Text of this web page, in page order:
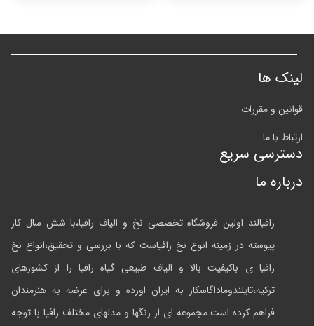
لینک ها
قوانین و مقررات
ارتباط با ما
دسترسی سریع
درباره ما
رافیالند اولین فروشگاه تخصصی نخ و الیاف رافیا،با شش سال کار
پیوسته در زمینه انوع نخ رافیاست که با بررسی و تحقیق،انواع نخ
رافیا ی باکیفیت بالا و الیاف طبیعی گیاه رافیا را از کشورهای
ترکیه،تایلندوماداگاسکار به ایران اورده و برای عرضه به هنرمندان
فراهم کرده است.مجموعه ای از رنگها و مدلهای مختلف رافیا با توجه